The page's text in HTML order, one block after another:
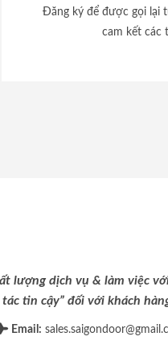
Đăng ký để được gọi lại
cam kết các
lượng dịch vụ & làm việc
tin cậy” đối với khách
Email :